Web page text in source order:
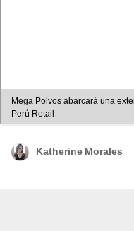
Mega Polvos abarcará una
Perú Retail
Katherine Morales